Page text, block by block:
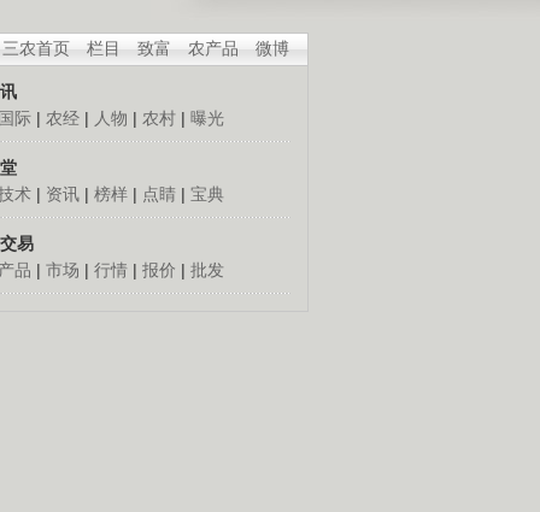
三农首页 栏目 致富 农产品 微博
际 | 农经 | 人物 | 农村 | 曝光
术 | 资讯 | 榜样 | 点睛 | 宝典
易
品 | 市场 | 行情 | 报价 | 批发